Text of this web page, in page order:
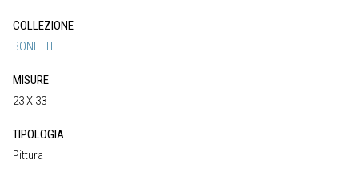
COLLEZIONE
BONETTI
MISURE
23 X 33
TIPOLOGIA
Pittura